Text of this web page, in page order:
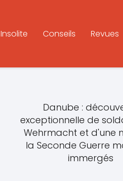
Insolite Conseils Revues
Danube :
exceptionnelle de
Wehrmacht et d'une
la Seconde Guerre
immergés